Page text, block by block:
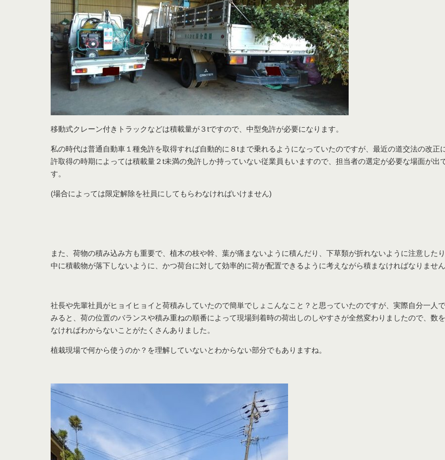
移動式クレーン付きトラックなどは積載量が３tですので、中型免許が必要になります。
私の時代は普通自動車１種免許を取得すれば自動的に８tまで乗れるようになっていたのですが、最近の道交法の改正
許取得の時期によっては積載量２t未満の免許しか持っていない従業員もいますので、担当者の選定が必要な場面が出
す。
(場合によっては限定解除を社員にしてもらわなければいけません)
また、荷物の積み込み方も重要で、植木の枝や幹、葉が痛まないように積んだり、下草類が折れないように注意した
中に積載物が落下しないように、かつ荷台に対して効率的に荷が配置できるように考えながら積まなければなりません
社長や先輩社員がヒョイヒョイと荷積みしていたので簡単でしょこんなこと？と思っていたのですが、実際自分一人
みると、荷の位置のバランスや積み重ねの順番によって現場到着時の荷出しのしやすさが全然変わりましたので、数
なければわからないことがたくさんありました。
植栽現場で何から使うのか？を理解していないとわからない部分でもありますね。